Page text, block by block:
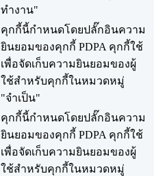
ทำงาน"
คุกกี้นี้กำหนดโดยปลั๊กอินความ
ยินยอมของคุกกี้ PDPA คุกกี้ใช้
เพื่อจัดเก็บความยินยอมของผู้
ใช้สำหรับคุกกี้ในหมวดหมู่
"จำเป็น"
คุกกี้นี้กำหนดโดยปลั๊กอินความ
ยินยอมของคุกกี้ PDPA คุกกี้ใช้
เพื่อจัดเก็บความยินยอมของผู้
ใช้สำหรับคุกกี้ในหมวดหมู่